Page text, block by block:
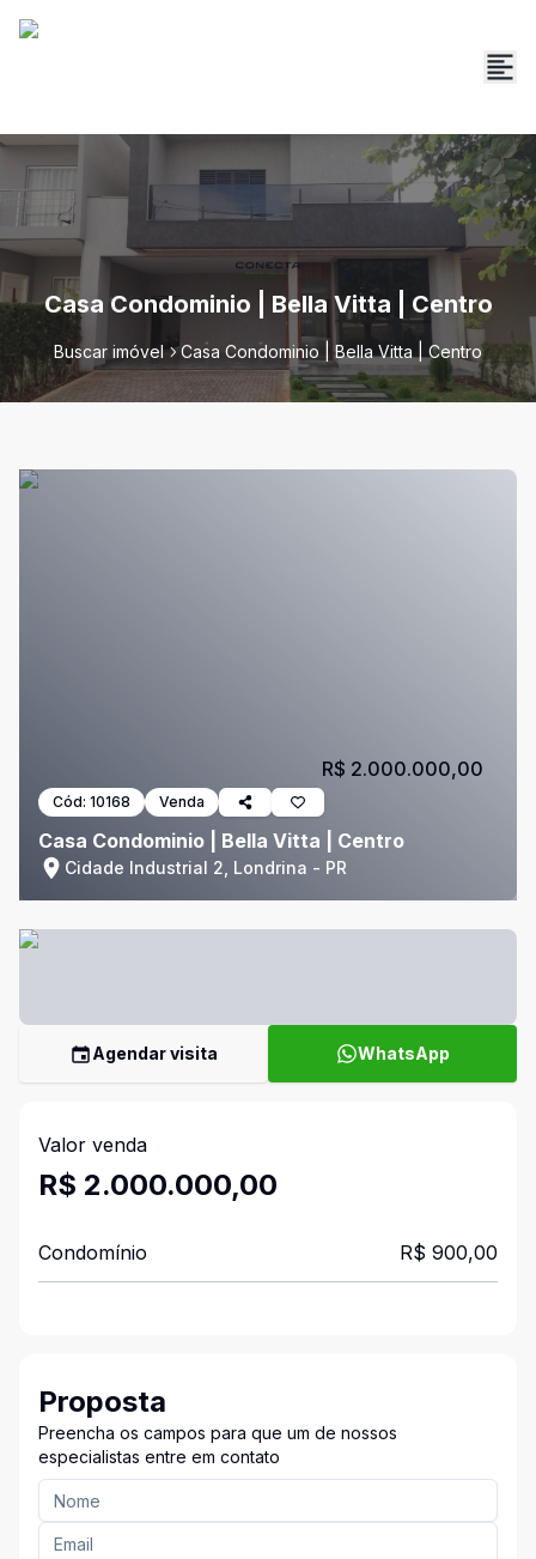
Casa Condominio | Bella Vitta | Centro
Buscar imóvel Casa Condominio | Bella Vitta | Centro
Cód: 10168 Venda
Casa Condominio | Bella Vitta | Centro
Cidade Industrial 2, Londrina - PR
R$ 2.000.000,00
Agendar visita WhatsApp
Valor venda
R$ 2.000.000,00
Condomínio R$ 900,00
Proposta
Preencha os campos para que um de nossos
especialistas entre em contato